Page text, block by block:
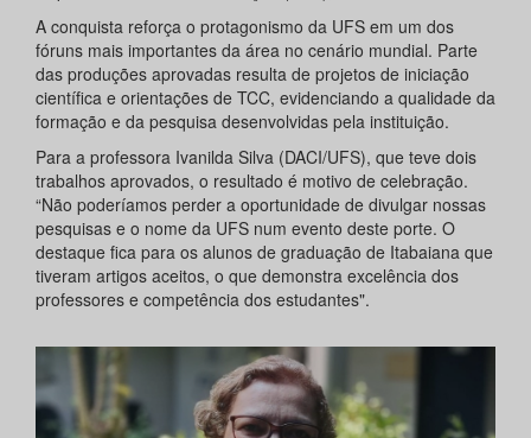
A conquista reforça o protagonismo da UFS em um dos
fóruns mais importantes da área no cenário mundial. Parte
das produções aprovadas resulta de projetos de iniciação
científica e orientações de TCC, evidenciando a qualidade da
formação e da pesquisa desenvolvidas pela instituição.
Para a professora Ivanilda Silva (DACI/UFS), que teve dois
trabalhos aprovados, o resultado é motivo de celebração.
“Não poderíamos perder a oportunidade de divulgar nossas
pesquisas e o nome da UFS num evento deste porte. O
destaque fica para os alunos de graduação de Itabaiana que
tiveram artigos aceitos, o que demonstra excelência dos
professores e competência dos estudantes".